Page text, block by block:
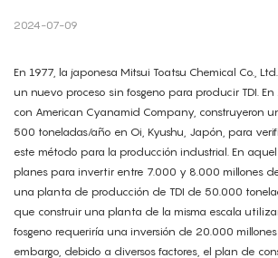
2024-07-09
En 1977, la japonesa Mitsui Toatsu Chemical Co.,
un nuevo proceso sin fosgeno para producir TDI.
con American Cyanamid Company, construyeron
500 toneladas/año en Oi, Kyushu, Japón, para
este método para la producción industrial. En
planes para invertir entre 7.000 y 8.000 millones
una planta de producción de TDI de 50.000
que construir una planta de la misma escala
fosgeno requeriría una inversión de 20.000
embargo, debido a diversos factores, el plan de